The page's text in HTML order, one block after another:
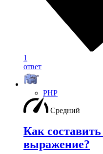
1
ответ
PHP
Средний
Как составить
выражение?